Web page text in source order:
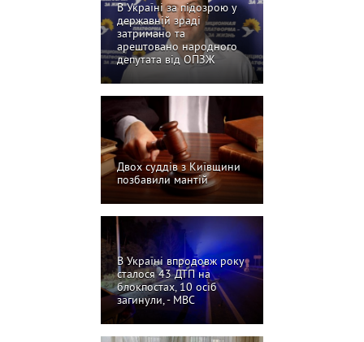
В Україні за підозрою у
державній зраді
затримано та
арештовано народного
депутата від ОПЗЖ
Двох суддів з Київщини
позбавили мантій
В Україні впродовж року
сталося 43 ДТП на
блокпостах, 10 осіб
загинули, - МВС